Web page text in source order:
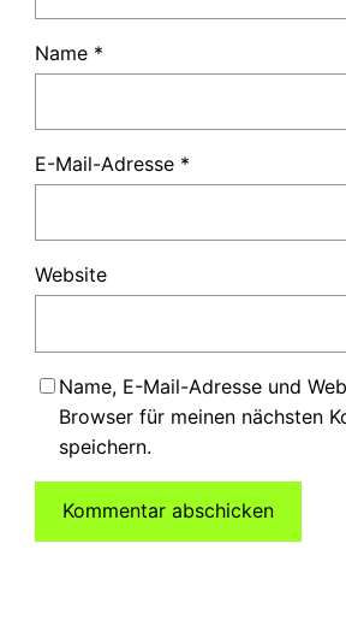
Name *
E-Mail-Adresse *
Website
Name, E-Mail-Adresse und
Browser für meinen nächsten
speichern.